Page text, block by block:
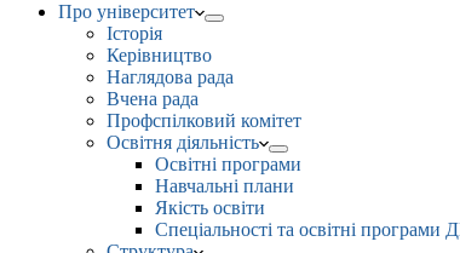
Про університет
Історія
Керівництво
Наглядова рада
Вчена рада
Профспілковий комітет
Освітня діяльність
Освітні програми
Навчальні плани
Якість освіти
Спеціальності та освітні програми